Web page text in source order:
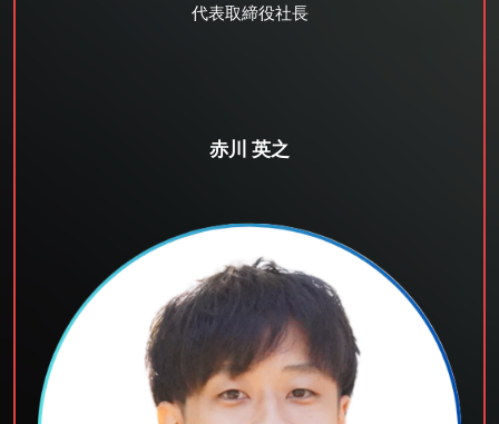
代表取締役社長
赤川 英之